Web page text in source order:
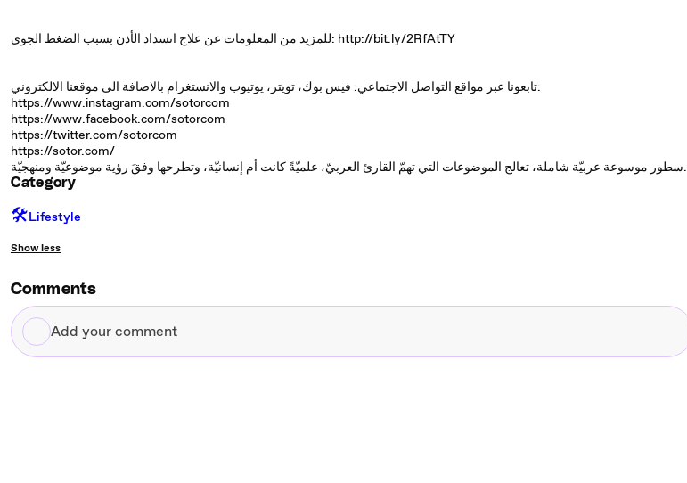
للمزيد من المعلومات عن علاج انسداد الأذن بسبب الضغط الجوي: http://bit.ly/2RfAtTY
تابعونا عبر مواقع التواصل الاجتماعي: فيس بوك، تويتر، يوتيوب والانستغرام بالاضافة الى موقعنا الالكتروني:
https://www.instagram.com/sotorcom
https://www.facebook.com/sotorcom
https://twitter.com/sotorcom
https://sotor.com/
سطور موسوعة عربيّة شاملة، تعالج الموضوعات التي تهمّ القارئ العربيّ، علميّةً كانت أم إنسانيّة، وتطرحها وفقَ رؤية موضوعيّة ومنهجيّة.
Category
🛠️Lifestyle
Show less
Comments
Add
your